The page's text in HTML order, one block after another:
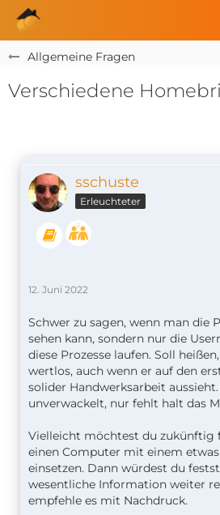
Allgemeine Fragen
Verschiedene
sschuste
Erleuchteter
12. Juni 2022
Schwer zu sagen, wenn man die
sehen kann, sondern nur die
diese Prozesse laufen. Soll
wertlos, auch wenn er auf den
solider Handwerksarbeit
unverwackelt, nur fehlt halt das
Vielleicht möchtest du zukünftig
einen Computer mit einem
einsetzen. Dann würdest du
wesentliche Information weiter
empfehle es mit Nachdruck.